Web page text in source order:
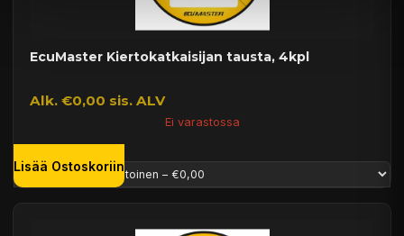
EcuMaster Kiertokatkaisijan tausta, 4kpl
Alk. €0,00 sis. ALV
Ei varastossa
Lisää Ostoskoriin